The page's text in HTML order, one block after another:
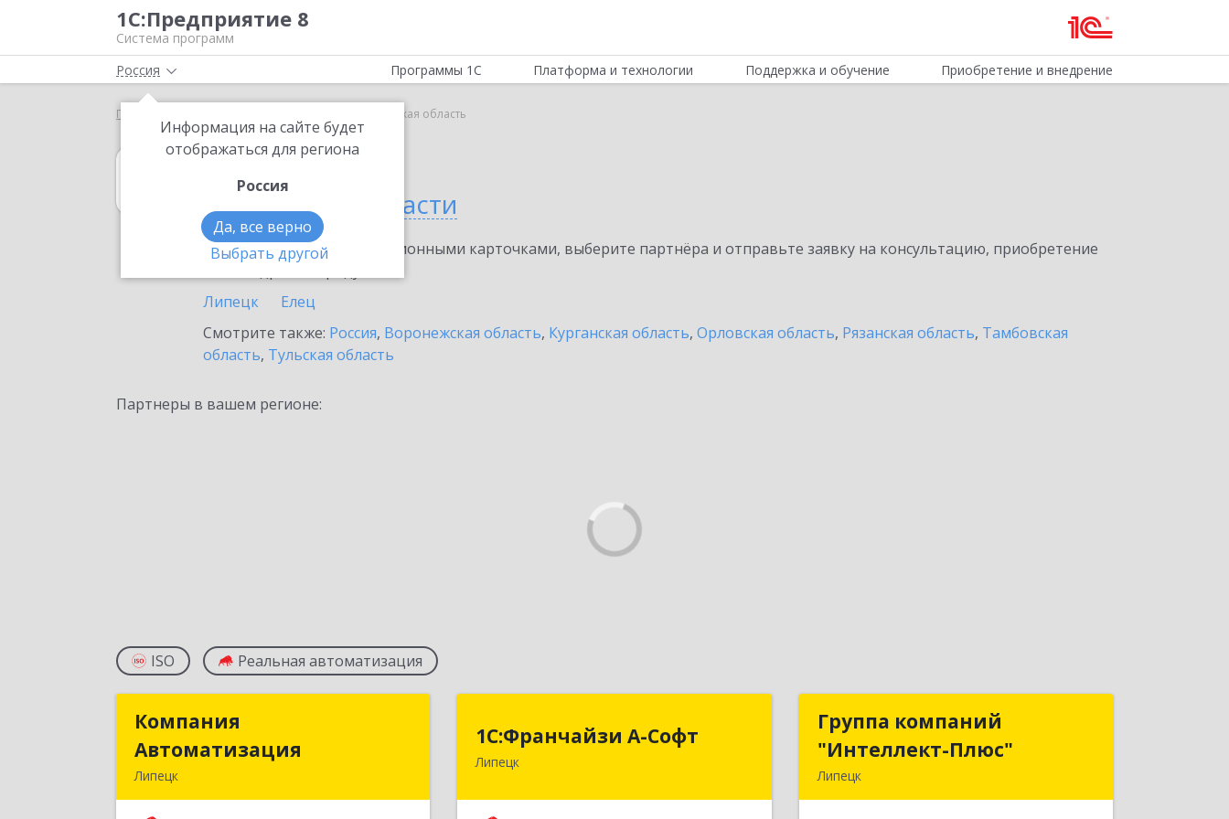
1С:Предприятие 8
Система программ
Россия
Информация на сайте будет
отображаться для региона
Россия
Да, все верно
Выбрать другой
Программы 1С Платформа и технологии Поддержка и обучение Приобретение и внедрение
Главная Липецкая область
1С:Гаражи
в Липецкой области
Ознакомьтесь с информационными карточками, выберите партнёра и отправьте заявку на консультацию, приобретение
Липецк
Елец
Смотрите также: Россия, Воронежская область, Курганская область, Орловская область, Рязанская область, Тамбовская
область, Тульская область
Партнеры в вашем регионе:
ISO Реальная автоматизация
Компания
Автоматизация
Липецк
Автоматизация
1С:Франчайзи А-Софт
Липецк
1С:Франчайзи А-Софт
398059, Липецкая обл, Липецк г,
Группа компаний
"Интеллект-Плюс"
Липецк
Группа компаний
"Интеллект-Плюс"